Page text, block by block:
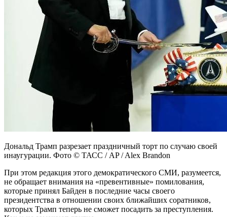
Дональд Трамп разрезает праздничный торт по случаю своей
инаугурации. Фото © ТАСС / AP / Alex Brandon
При этом редакция этого демократического СМИ, разумеется,
не обращает внимания на «превентивные» помилования,
которые принял Байден в последние часы своего
президентства в отношении своих ближайших соратников,
которых Трамп теперь не сможет посадить за преступления.